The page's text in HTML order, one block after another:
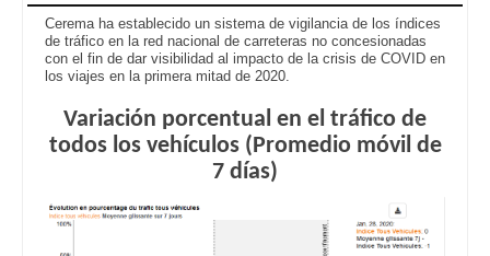
Cerema ha establecido un sistema de vigilancia de los índices
de tráfico en la red nacional de carreteras no concesionadas
con el fin de dar visibilidad al impacto de la crisis de COVID en
los viajes en la primera mitad de 2020.
Variación porcentual en el tráfico de
todos los vehículos (Promedio móvil de
7 días)